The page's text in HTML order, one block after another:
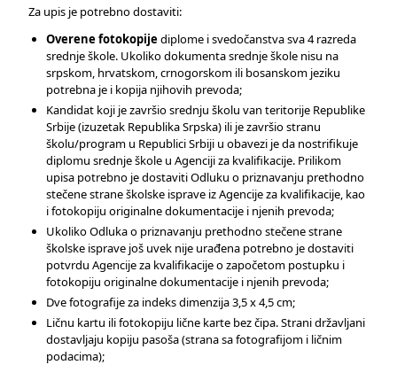
Za upis je potrebno dostaviti:
Overenefotokopijediplome i svedočanstva sva 4 razreda
srednje škole. Ukoliko dokumenta srednje škole nisu na
srpskom, hrvatskom, crnogorskom ili bosanskom jeziku
potrebna je i kopija njihovih prevoda;
Kandidat koji je završio srednju školu van teritorije Republike
Srbije (izuzetak Republika Srpska) ili je završio stranu
školu/program u Republici Srbiji u obavezi je da nostrifikuje
diplomu srednje škole u Agenciji za kvalifikacije. Prilikom
upisa potrebno je dostaviti Odluku o priznavanju prethodno
stečene strane školske isprave iz Agencije za kvalifikacije, kao
i fotokopiju originalne dokumentacije i njenih prevoda;
Ukoliko Odluka o priznavanju prethodno stečene strane
školske isprave još uvek nije urađena potrebno je dostaviti
potvrdu Agencije za kvalifikacije o započetom postupku i
fotokopiju originalne dokumentacije i njenih prevoda;
Dve fotografije za indeks dimenzija 3,5 x 4,5 cm;
Ličnu kartu ili fotokopiju lične karte bez čipa. Strani državljani
dostavljaju kopiju pasoša (strana sa fotografijom i ličnim
podacima);